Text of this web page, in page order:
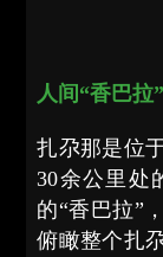
人间“香巴
扎尕那是位
30余公里处
的“香巴拉”
俯瞰整个扎